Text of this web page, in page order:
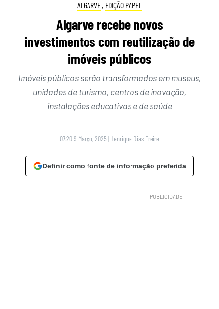
ALGARVE, EDIÇÃO PAPEL
Algarve recebe novos
investimentos com reutilização de
imóveis públicos
Imóveis públicos serão transformados em museus,
unidades de turismo, centros de inovação,
instalações educativas e de saúde
07:20 9 Março, 2025 | Henrique Dias Freire
Definir como fonte de informação preferida